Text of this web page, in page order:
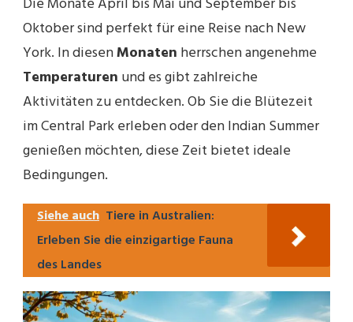
Oktober sind perfekt für eine Reise nach New
York. In diesenMonaten herrschen angenehme
Temperaturen und es gibt zahlreiche
Aktivitäten zu entdecken. Ob Sie die Blütezeit
im Central Park erleben oder den Indian Summer
genießen möchten, diese Zeit bietet ideale
Bedingungen.
Siehe auch Tiere in Australien:
Erleben Sie die einzigartige Fauna
des Landes